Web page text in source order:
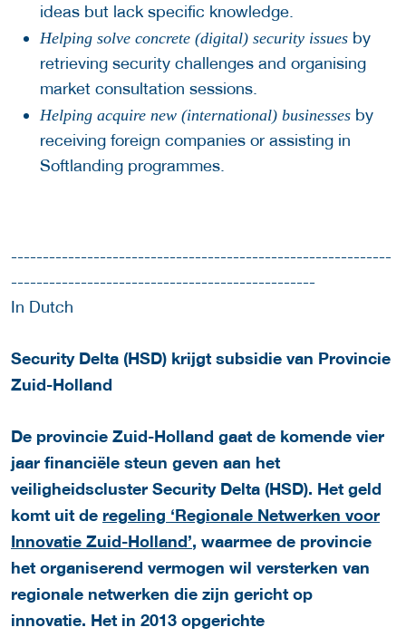
ideas but lack specific knowledge.
Helping solve concrete (digital) security issues by
retrieving security challenges and organising
market consultation sessions.
Helping acquire new (international) businesses by
receiving foreign companies or assisting in
Softlanding programmes.
------------------------------------------------------------
------------------------------------------------
In Dutch
Security Delta (HSD) krijgt subsidie van Provincie
Zuid-Holland
De provincie Zuid-Holland gaat de komende vier
jaar financiële steun geven aan het
veiligheidscluster Security Delta (HSD). Het geld
komt uit de regeling ‘Regionale Netwerken voor
Innovatie Zuid-Holland’, waarmee de provincie
het organiserend vermogen wil versterken van
regionale netwerken die zijn gericht op
innovatie. Het in 2013 opgerichte